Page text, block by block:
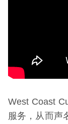
West Coast
服务，从而声